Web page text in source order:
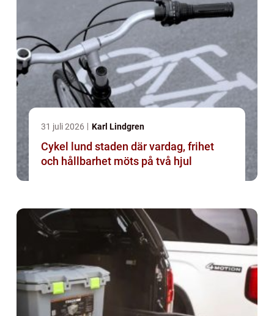
31 juli 2026 Karl Lindgren
Cykel lund staden där vardag, frihet
och hållbarhet möts på två hjul